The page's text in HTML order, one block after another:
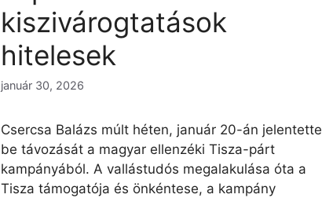
kiszivárogtatások
hitelesek
január 30, 2026
Csercsa Balázs múlt héten, január 20-án jelentette
be távozását a magyar ellenzéki Tisza-párt
kampányából. A vallástudós megalakulása óta a
Tisza támogatója és önkéntese, a kampány